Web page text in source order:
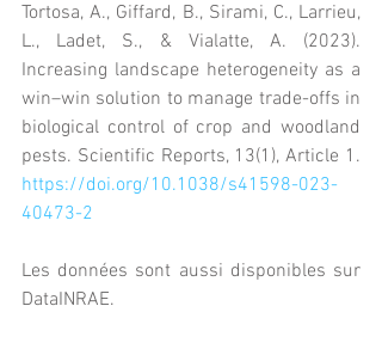
Tortosa, A., Giffard, B., Sirami, C., Larrieu,
L., Ladet, S., & Vialatte, A. (2023).
Increasing landscape heterogeneity as a
win–win solution to manage trade-offs in
biological control of crop and woodland
https://doi.org/10.1038/s41598-023-
40473-2
Les données sont aussi disponibles sur
DataINRAE.